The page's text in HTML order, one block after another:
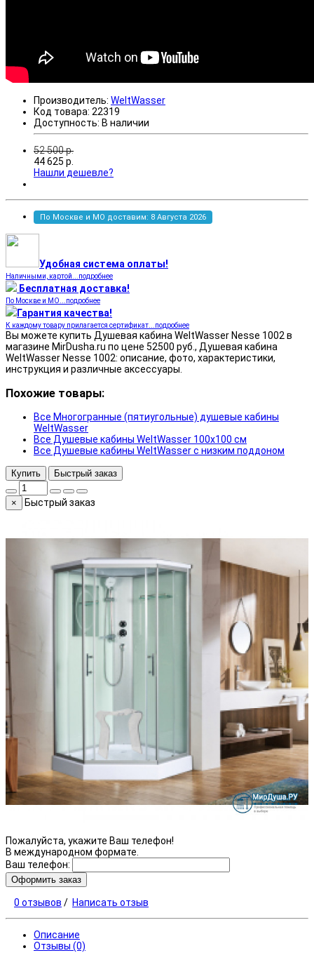
Производитель: WeltWasser
Код товара: 22319
Доступность: В наличии
52 500р.
44 625 р.
Нашли дешевле?
По Москве и МО доставим: 8 Августа 2026
Удобная система оплаты!
Наличными, картой...подробнее
Бесплатная доставка!
По Москве и МО...подробнее
Гарантия качества!
К каждому товару прилагается сертификат...подробнее
Вы можете купить Душевая кабина WeltWasser Nesse 1002 в
магазине MirDusha.ru по цене 52500 руб., Душевая кабина
WeltWasser Nesse 1002: описание, фото, характеристики,
инструкция и различные аксессуары.
Похожие товары:
Все Многогранные (пятиугольные) душевые кабины
WeltWasser
Все Душевые кабины WeltWasser 100x100 см
Все Душевые кабины WeltWasser с низким поддоном
Купить Быстрый заказ
× Быстрый заказ
Пожалуйста, укажите Ваш телефон!
В международном формате.
Ваш телефон:
Оформить заказ
0 отзывов / Написать отзыв
Описание
Отзывы (0)